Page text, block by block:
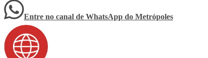
Entre no canal de WhatsApp do Metrópoles